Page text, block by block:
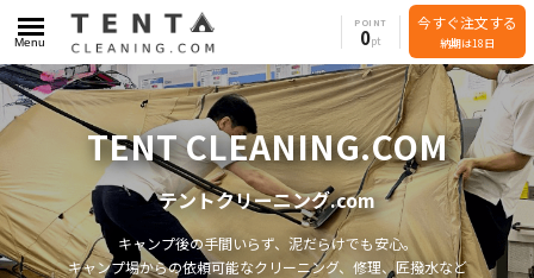
POINT
0
今すぐ注文する
納期は18日
Menu
TENT CLEANING.COM
テントクリーニング.com
キャンプ後の手間いらず、泥だらけでも安心。
キャンプ場からの依頼可能なクリーニング、修理、匠撥水など